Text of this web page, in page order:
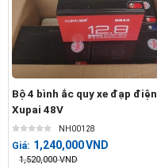
Bộ 4 bình ắc quy xe đạp điện
Xupai 48V
NH00128
Giá: 1,240,000VND
1,520,000 VND